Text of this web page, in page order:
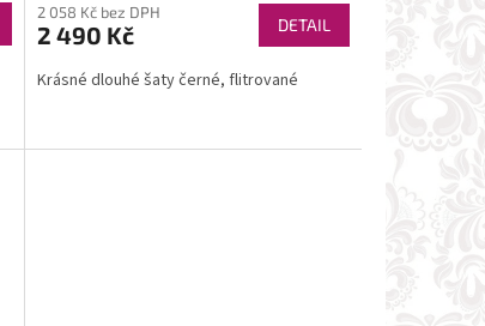
2 058 Kč bez DPH
2 490 Kč DETAIL
Krásné dlouhé šaty černé, flitrované